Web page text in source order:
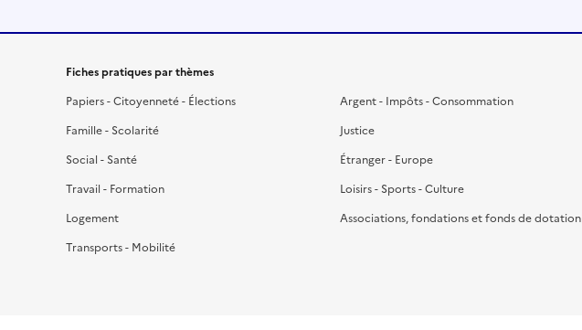
Fiches pratiques par thèmes
Papiers - Citoyenneté - Élections
Famille - Scolarité
Social - Santé
Travail - Formation
Logement
Transports - Mobilité
Argent - Impôts - Consommation
Justice
Étranger - Europe
Loisirs - Sports - Culture
Associations, fondations et fonds de dotation